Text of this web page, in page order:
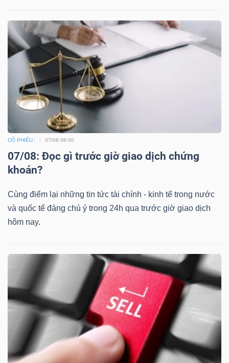
CỔ PHIẾU 07/08 06:00
07/08: Đọc gì trước giờ giao dịch chứng
khoán?
Cùng điểm lại những tin tức tài chính - kinh tế trong nước
và quốc tế đáng chú ý trong 24h qua trước giờ giao dịch
hôm nay.